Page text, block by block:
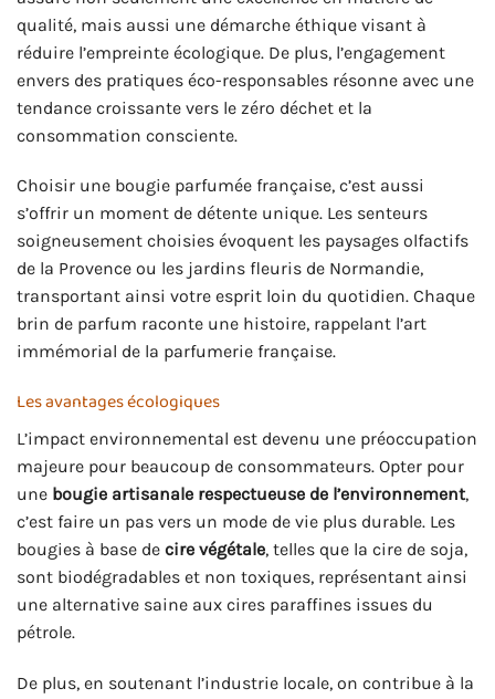
qualité, mais aussi une démarche éthique visant à
réduire l’empreinte écologique. De plus, l’engagement
envers des pratiques éco-responsables résonne avec une
tendance croissante vers le zéro déchet et la
consommation consciente.
Choisir une bougie parfumée française, c’est aussi
s’offrir un moment de détente unique. Les senteurs
soigneusement choisies évoquent les paysages olfactifs
de la Provence ou les jardins fleuris de Normandie,
transportant ainsi votre esprit loin du quotidien. Chaque
brin de parfum raconte une histoire, rappelant l’art
immémorial de la parfumerie française.
Les avantages écologiques
L’impact environnemental est devenu une préoccupation
majeure pour beaucoup de consommateurs. Opter pour
une bougie artisanale respectueuse de l’environnement,
c’est faire un pas vers un mode de vie plus durable. Les
bougies à base de cire végétale, telles que la cire de soja,
sont biodégradables et non toxiques, représentant ainsi
une alternative saine aux cires paraffines issues du
pétrole.
De plus, en soutenant l’industrie locale, on contribue à la